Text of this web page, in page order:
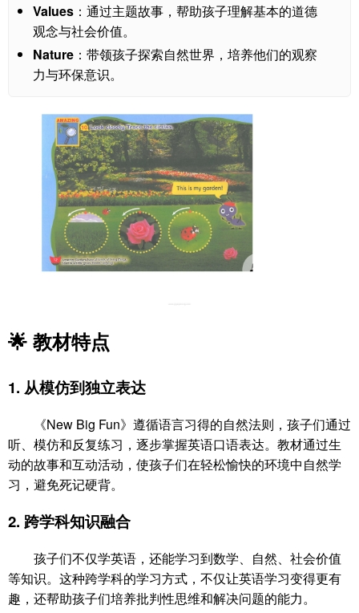
Values ：通过主题故事，帮助孩子理解基本的道德
观念与社会价值。
Nature ：带领孩子探索自然世界，培养他们的观察
力与环保意识。
🌟 教材特点
1. 从模仿到独立表达
《New Big Fun》遵循语言习得的自然法则，孩子们通过
听、模仿和反复练习，逐步掌握英语口语表达。教材通过生
动的故事和互动活动，使孩子们在轻松愉快的环境中自然学
习，避免死记硬背。
2. 跨学科知识融合
孩子们不仅学英语，还能学习到数学、自然、社会价值
等知识。这种跨学科的学习方式，不仅让英语学习变得更有
趣，还帮助孩子们培养批判性思维和解决问题的能力。